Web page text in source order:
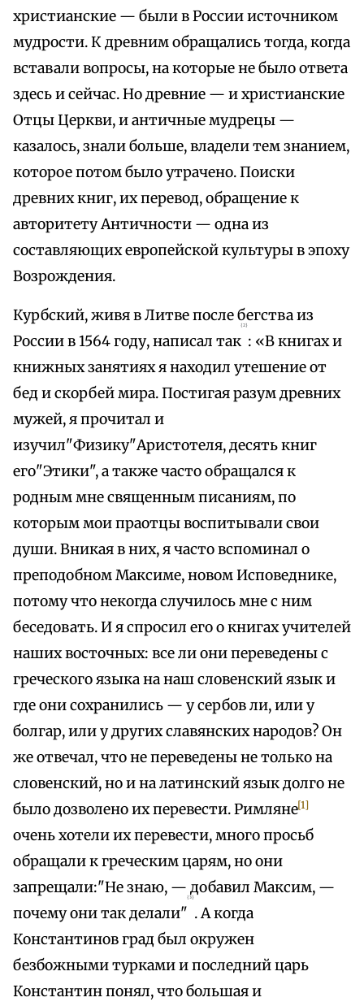
христианские — были в России источником
мудрости. К древним обращались тогда, когда
вставали вопросы, на которые не было ответа
здесь и сейчас. Но древние — и христианские
Отцы Церкви, и античные мудрецы —
казалось, знали больше, владели тем знанием,
которое потом было утрачено. Поиски
древних книг, их перевод, обращение к
авторитету Античности — одна из
составляющих европейской культуры в эпоху
Возрождения.
Курбский, живя в Литве после бегства из
России в 1564 году, написал так
{2}
: «В книгах и
книжных занятиях я находил утешение от
бед и скорбей мира. Постигая разум древних
мужей, я прочитал и
изучил"Физику"Аристотеля, десять книг
его"Этики", а также часто обращался к
родным мне священным писаниям, по
которым мои праотцы воспитывали свои
души. Вникая в них, я часто вспоминал о
преподобном Максиме, новом Исповеднике,
потому что некогда случилось мне с ним
беседовать. И я спросил его о книгах учителей
наших восточных: все ли они переведены с
греческого языка на наш словенский язык и
где они сохранились — у сербов ли, или у
болгар, или у других славянских народов? Он
же отвечал, что не переведены не только на
словенский, но и на латинский язык долго не
было дозволено их перевести. Римляне[1]
очень хотели их перевести, много просьб
обращали к греческим царям, но они
запрещали:"Не знаю, — добавил Максим, —
почему они так делали"
{3}
. А когда
Константинов град был окружен
безбожными турками и последний царь
Константин понял, что большая и